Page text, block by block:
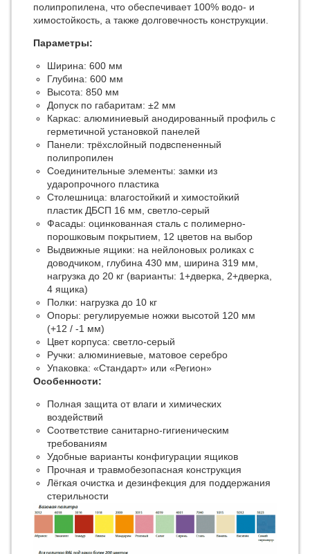
полипропилена, что обеспечивает 100% водо- и
химостойкость, а также долговечность конструкции.
Параметры:
Ширина: 600 мм
Глубина: 600 мм
Высота: 850 мм
Допуск по габаритам: ±2 мм
Каркас: алюминиевый анодированный профиль с
герметичной установкой панелей
Панели: трёхслойный подвспененный
полипропилен
Соединительные элементы: замки из
ударопрочного пластика
Столешница: влагостойкий и химостойкий
пластик ДБСП 16 мм, светло-серый
Фасады: оцинкованная сталь с полимерно-
порошковым покрытием, 12 цветов на выбор
Выдвижные ящики: на нейлоновых роликах с
доводчиком, глубина 430 мм, ширина 319 мм,
нагрузка до 20 кг (варианты: 1+дверка, 2+дверка,
4 ящика)
Полки: нагрузка до 10 кг
Опоры: регулируемые ножки высотой 120 мм
(+12 / -1 мм)
Цвет корпуса: светло-серый
Ручки: алюминиевые, матовое серебро
Упаковка: «Стандарт» или «Регион»
Особенности:
Полная защита от влаги и химических
воздействий
Соответствие санитарно-гигиеническим
требованиям
Удобные варианты конфигурации ящиков
Прочная и травмобезопасная конструкция
Лёгкая очистка и дезинфекция для поддержания
стерильности